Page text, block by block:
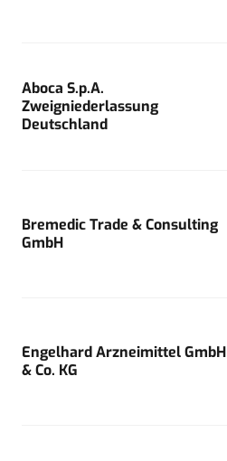
Aboca S.p.A.
Zweigniederlassung
Deutschland
Bremedic Trade & Consulting
GmbH
Engelhard Arzneimittel GmbH
& Co. KG